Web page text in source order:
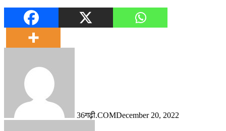
36गढ़ी.COMDecember 20, 2022